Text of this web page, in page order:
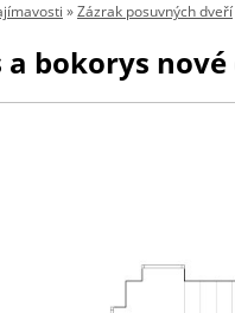
»Zázrak posuvných dveří
a bokorys